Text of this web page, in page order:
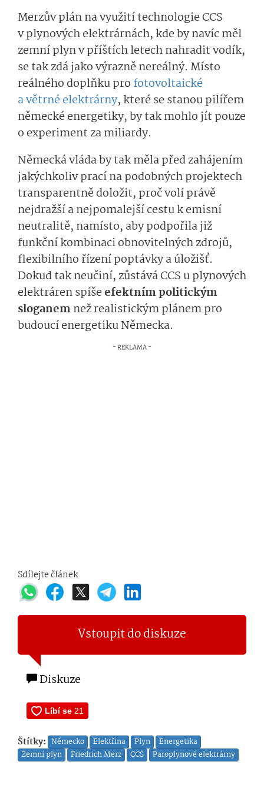
Merzův plán na využití technologie CCS
v plynových elektrárnách, kde by navíc měl
zemní plyn v příštích letech nahradit vodík,
se tak zdá jako výrazně nereálný. Místo
reálného doplňku pro fotovoltaické
a větrné elektrárny, které se stanou pilířem
německé energetiky, by tak mohlo jít pouze
o experiment za miliardy.
Německá vláda by tak měla před zahájením
jakýchkoliv prací na podobných projektech
transparentně doložit, proč volí právě
nejdražší a nejpomalejší cestu k emisní
neutralitě, namísto, aby podpořila již
funkční kombinaci obnovitelných zdrojů,
flexibilního řízení poptávky a úložišť.
Dokud tak neučiní, zůstává CCS u plynových
elektráren spíšeefektním politickým
sloganemnež realistickým plánem pro
budoucí energetiku Německa.
Sdílejte článek
Vstoupit do diskuze
Diskuze
Štítky: Německo Elektřina Plyn
Energetika
Zemní plyn
Friedrich Merz CCS Paroplynové elektrárny